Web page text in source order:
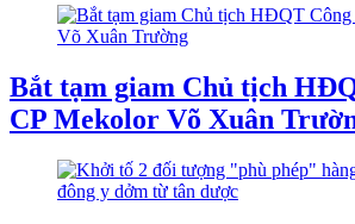
Bắt tạm giam Chủ tịch
CP Mekolor Võ Xuân